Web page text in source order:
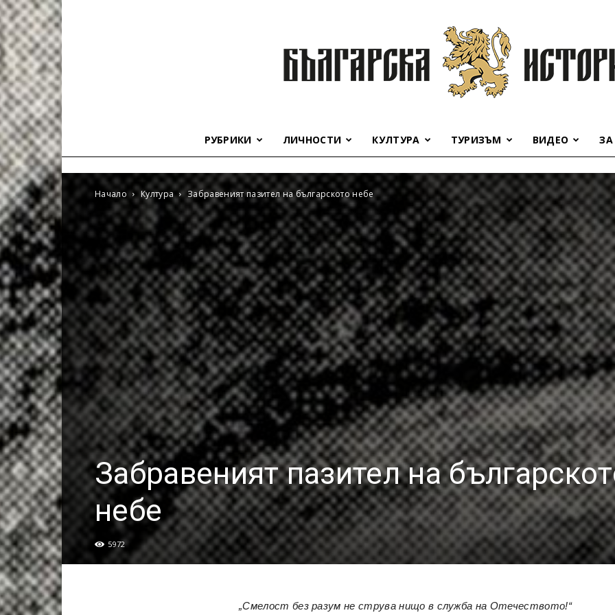
история
РУБРИКИ ЛИЧНОСТИ КУЛТУРА ТУРИЗЪМ ВИДЕО
Начало Култура Забравеният пазител на българското небе
Забравеният пазител на
небе
5972
„Смелост без разум не струва нищо в служба на Отечеството!“